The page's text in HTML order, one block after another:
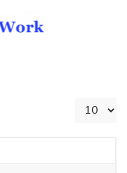
Mostra #